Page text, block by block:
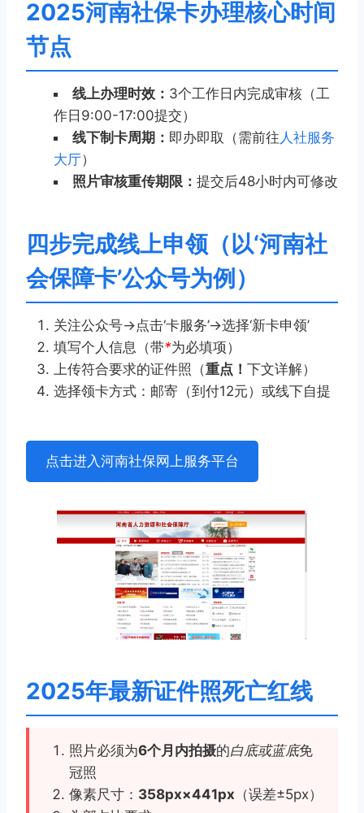
2025河南社保卡办理核心时间
节点
线上办理时效： 3个工作日内完成审核（工
作日9:00-17:00提交）
线下制卡周期： 即办即取（需前往 人社服务
大厅）
照片审核重传期限： 提交后48小时内可修改
四步完成线上申领（以‘河南社
会保障卡’公众号为例）
关注公众号→点击‘卡服务’→选择‘新卡申领’
填写个人信息（带*为必填项）
上传符合要求的证件照（重点！ 下文详解）
选择领卡方式：邮寄（到付12元）或线下自提
点击进入河南社保网上服务平台
2025年最新证件照死亡红线
照片必须为6个月内拍摄的白底或蓝底免
冠照
像素尺寸： 358px×441px （误差±5px）